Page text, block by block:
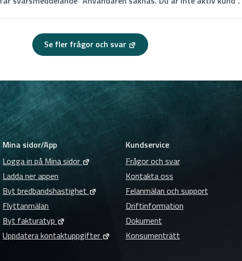
Se fler frågor och svar
Mina sidor/App
Logga in på Mina sidor
Ladda ner appen
Byt bredbandshastighet
Flyttanmälan
Byt fakturatyp
Uppdatera kontaktuppgifter
Kundservice
Frågor och svar
Kontakta oss
Felanmälan och support
Driftinformation
Dokument
Konsumenträtt